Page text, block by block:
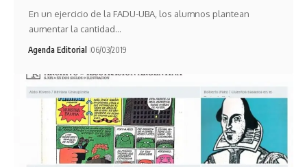
En un ejercicio de la FADU-UBA, los alumnos plantean
aumentar la cantidad…
Agenda Editorial 06/03/2019